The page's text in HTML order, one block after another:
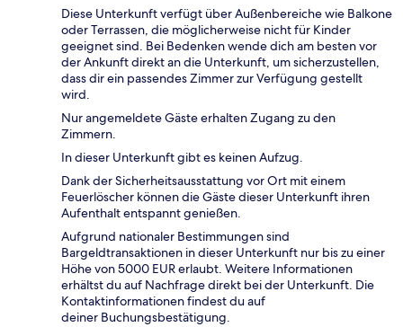
Diese Unterkunft verfügt über Außenbereiche wie Balkone
oder Terrassen, die möglicherweise nicht für Kinder
geeignet sind. Bei Bedenken wende dich am besten vor
der Ankunft direkt an die Unterkunft, um sicherzustellen,
dass dir ein passendes Zimmer zur Verfügung gestellt
wird.
Nur angemeldete Gäste erhalten Zugang zu den
Zimmern.
In dieser Unterkunft gibt es keinen Aufzug.
Dank der Sicherheitsausstattung vor Ort mit einem
Feuerlöscher können die Gäste dieser Unterkunft ihren
Aufenthalt entspannt genießen.
Aufgrund nationaler Bestimmungen sind
Bargeldtransaktionen in dieser Unterkunft nur bis zu einer
Höhe von 5000 EUR erlaubt. Weitere Informationen
erhältst du auf Nachfrage direkt bei der Unterkunft. Die
Kontaktinformationen findest du auf
deiner Buchungsbestätigung.